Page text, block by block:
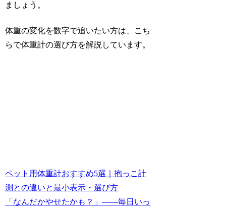
ましょう。
体重の変化を数字で追いたい方は、こち
らで体重計の選び方を解説しています。
ペット用体重計おすすめ5選｜抱っこ計
測との違いと最小表示・選び方
「なんだかやせたかも？」——毎日いっ